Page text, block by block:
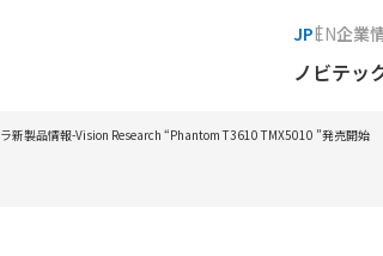
JPEN企業
ノビテッ
新製品情報-Vision Research “Phantom T3610 TMX5010 ”発売開始